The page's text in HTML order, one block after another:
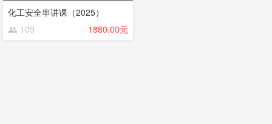
化工安全串讲课（2025）
109
1880.00元